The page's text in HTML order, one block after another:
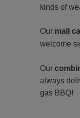
kinds of
Our mail
welcome
Our
always
gas BBQ!